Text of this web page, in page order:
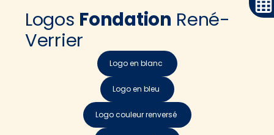
Logos Fondation René-
Verrier
Logo en blanc
Logo en bleu
Logo couleur renversé